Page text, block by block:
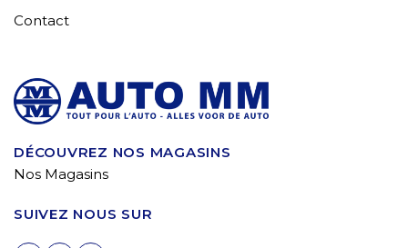
Contact
DÉCOUVREZ NOS MAGASINS
Nos Magasins
SUIVEZ NOUS SUR